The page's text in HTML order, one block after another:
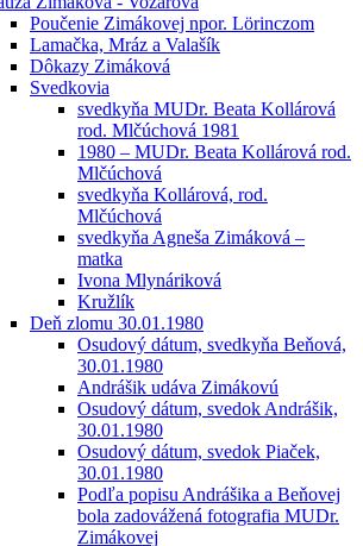
Poučenie Zimákovej npor. Lörinczom
Lamačka, Mráz a Valašík
Dôkazy Zimáková
Svedkovia
svedkyňa MUDr. Beata Kollárová
rod. Mlčúchová 1981
1980 – MUDr. Beata Kollárová rod.
Mlčúchová
svedkyňa Kollárová, rod.
Mlčúchová
svedkyňa Agneša Zimáková –
matka
Ivona Mlynáriková
Kružlík
Deň zlomu 30.01.1980
Osudový dátum, svedkyňa Beňová,
30.01.1980
Andrášik udáva Zimákovú
Osudový dátum, svedok Andrášik,
30.01.1980
Osudový dátum, svedok Piaček,
30.01.1980
Podľa popisu Andrášika a Beňovej
bola zadovážená fotografia MUDr.
Zimákovej